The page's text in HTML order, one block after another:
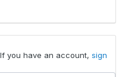
you have an account, sign